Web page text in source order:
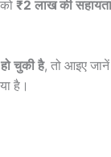
₹2 लाख की सहायता
चुकी है, तो आइए
है।